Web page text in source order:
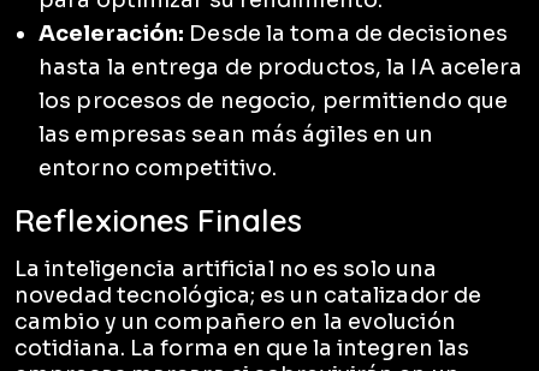
Aceleración: Desde la toma de decisiones
hasta la entrega de productos, la IA acelera
los procesos de negocio, permitiendo que
las empresas sean más ágiles en un
entorno competitivo.
Reflexiones Finales
La inteligencia artificial no es solo una
novedad tecnológica; es un catalizador de
cambio y un compañero en la evolución
cotidiana. La forma en que la integren las